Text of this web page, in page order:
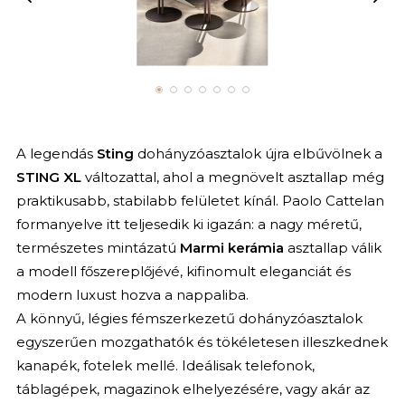
A legendás Sting dohányzóasztalok újra elbűvölnek a
STING XLváltozattal, ahol a megnövelt asztallap még
praktikusabb, stabilabb felületet kínál. Paolo Cattelan
formanyelve itt teljesedik ki igazán: a nagy méretű,
természetes mintázatú Marmi kerámia asztallap válik
a modell főszereplőjévé, kifinomult eleganciát és
modern luxust hozva a nappaliba.
A könnyű, légies fémszerkezetű dohányzóasztalok
egyszerűen mozgathatók és tökéletesen illeszkednek
kanapék, fotelek mellé. Ideálisak telefonok,
táblagépek, magazinok elhelyezésére, vagy akár az